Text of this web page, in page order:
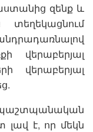
զենք և
վերաբերյալ
վերաբերյալ
լավ է, որ մեկն